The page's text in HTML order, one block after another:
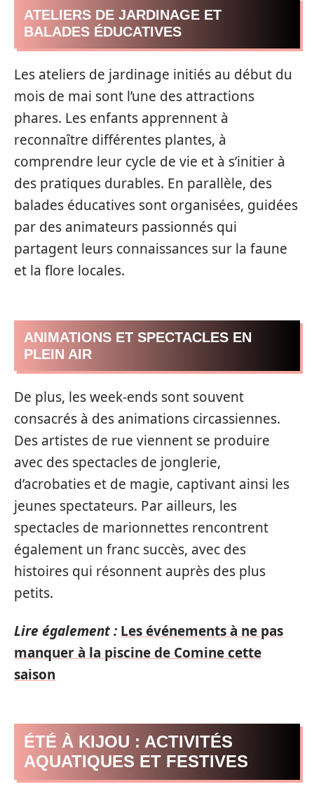
ATELIERS DE JARDINAGE ET
BALADES ÉDUCATIVES
Les ateliers de jardinage initiés au début du
mois de mai sont l’une des attractions
phares. Les enfants apprennent à
reconnaître différentes plantes, à
comprendre leur cycle de vie et à s’initier à
des pratiques durables. En parallèle, des
balades éducatives sont organisées, guidées
par des animateurs passionnés qui
partagent leurs connaissances sur la faune
et la flore locales.
ANIMATIONS ET SPECTACLES EN
PLEIN AIR
De plus, les week-ends sont souvent
consacrés à des animations circassiennes.
Des artistes de rue viennent se produire
avec des spectacles de jonglerie,
d’acrobaties et de magie, captivant ainsi les
jeunes spectateurs. Par ailleurs, les
spectacles de marionnettes rencontrent
également un franc succès, avec des
histoires qui résonnent auprès des plus
petits.
Lire également : Les événements à ne pas
manquer à la piscine de Comine cette
saison
ÉTÉ À KIJOU : ACTIVITÉS
AQUATIQUES ET FESTIVES